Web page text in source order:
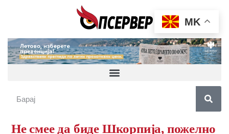
Не смее да биде Шкорпија, пожелно
MK